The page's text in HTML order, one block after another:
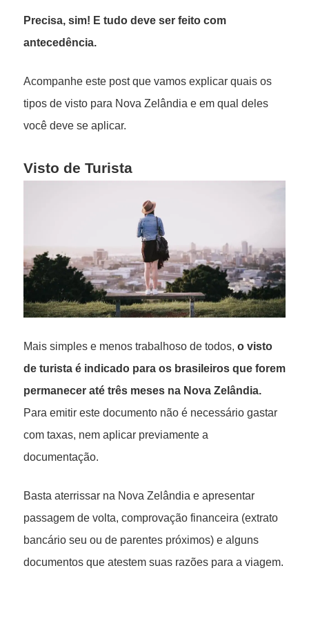
Precisa, sim! E tudo deve ser feito com
antecedência.
Acompanhe este post que vamos explicar quais os
tipos de visto para Nova Zelândia e em qual deles
você deve se aplicar.
Visto de Turista
Mais simples e menos trabalhoso de todos, o visto
de turista é indicado para os brasileiros que forem
permanecer até três meses na Nova Zelândia.
Para emitir este documento não é necessário gastar
com taxas, nem aplicar previamente a
documentação.
Basta aterrissar na Nova Zelândia e apresentar
passagem de volta, comprovação financeira (extrato
bancário seu ou de parentes próximos) e alguns
documentos que atestem suas razões para a viagem.